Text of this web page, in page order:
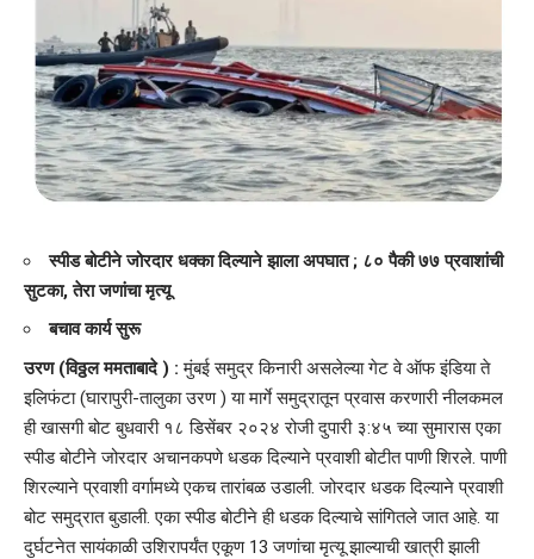
स्पीड बोटीने जोरदार धक्का दिल्याने झाला अपघात ; ८० पैकी ७७ प्रवाशांची
सुटका, तेरा जणांचा मृत्यू
बचाव कार्य सुरू
उरण (विठ्ठल ममताबादे ) :मुंबई समुद्र किनारी असलेल्या गेट वे ऑफ इंडिया ते
इलिफंटा (घारापुरी-तालुका उरण ) या मार्गे समुद्रातून प्रवास करणारी नीलकमल
ही खासगी बोट बुधवारी १८ डिसेंबर २०२४ रोजी दुपारी ३:४५ च्या सुमारास एका
स्पीड बोटीने जोरदार अचानकपणे धडक दिल्याने प्रवाशी बोटीत पाणी शिरले. पाणी
शिरल्याने प्रवाशी वर्गामध्ये एकच तारांबळ उडाली. जोरदार धडक दिल्याने प्रवाशी
बोट समुद्रात बुडाली. एका स्पीड बोटीने ही धडक दिल्याचे सांगितले जात आहे. या
दुर्घटनेत सायंकाळी उशिरापर्यंत एकूण 13 जणांचा मृत्यू झाल्याची खात्री झाली